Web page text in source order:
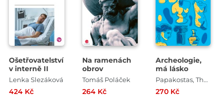
Ošetřovatelství
v interně II
Lenka Slezáková
424 Kč
Na ramenách
obrov
Tomáš Poláček
264 Kč
Archeologie,
má lásko
Papakostas, Theodore
270 Kč